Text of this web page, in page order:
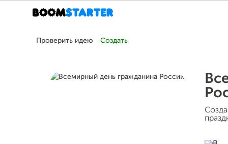
Проверить идею Создать